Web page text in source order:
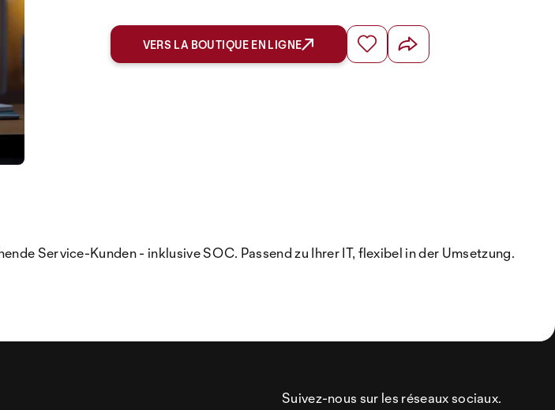
VERS LA BOUTIQUE EN LIGNE
Service-Kunden - inklusive SOC. Passend zu Ihrer IT, flexibel in der Umsetzung.
Suivez-nous sur les réseaux sociaux.